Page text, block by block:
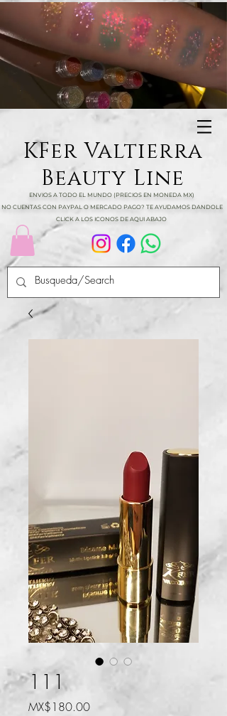
KFer Valtierra
Beauty Line
ENVIOS A TODO EL MUNDO (PRECIOS EN MONEDA MX)
NO CUENTAS CON PAYPAL O MERCADO PAGO? TE AYUDAMOS DANDOLE
CLICK A LOS ICONOS DE AQUI ABAJO
111
MX$180.00Price